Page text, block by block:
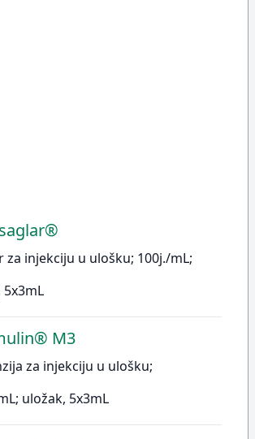
za injekciju u ulošku; 100j./mL;
5x3mL
M3
za injekciju u ulošku;
uložak, 5x3mL